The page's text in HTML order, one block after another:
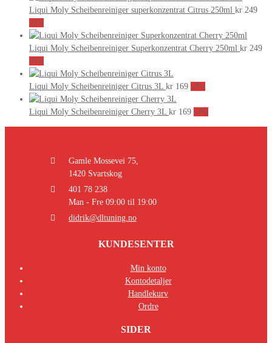
Liqui Moly Scheibenreiniger superkonzentrat Citrus 250ml kr 249
-0%
Liqui Moly Scheibenreiniger Superkonzentrat Cherry 250ml kr 249
-0%
Liqui Moly Scheibenreiniger Citrus 3L kr 169 -0%
Liqui Moly Scheibenreiniger Cherry 3L kr 169 -0%
Gamle Mossevei 75,
1420 Svartskog
401 78 238
Man - Fre 09:00 til 19:00
didrik@dltuning.no
KUNDESENTER
Min konto
Kontodetaljer
Handlekurv
Ordre
SIDER